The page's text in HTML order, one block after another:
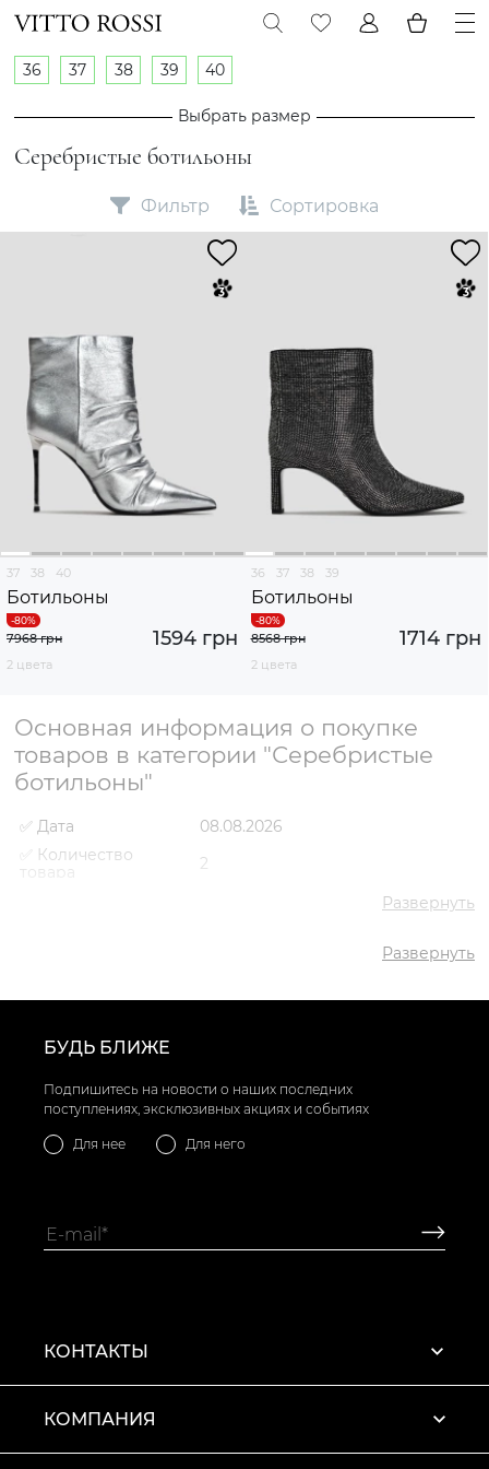
Серебристые ботильоны
36 37 38 39 40
Выбрать размер
Фильтр Сортировка
37 38 40
Ботильоны
1594 грн
7968 грн
2 цвета
36 37 38 39
Ботильоны
1714 грн
8568 грн
2 цвета
Основная информация о покупке
товаров в категории "Серебристые
ботильоны"
✅ Дата
08.08.2026
✅ Количество
товара
2
популярный товар
Развернуть
Развернуть
БУДЬ БЛИЖЕ
Подпишитесь на новости о наших последних
поступлениях, эксклюзивных акциях и событиях
Для нее Для него
КОНТАКТЫ
КОМПАНИЯ